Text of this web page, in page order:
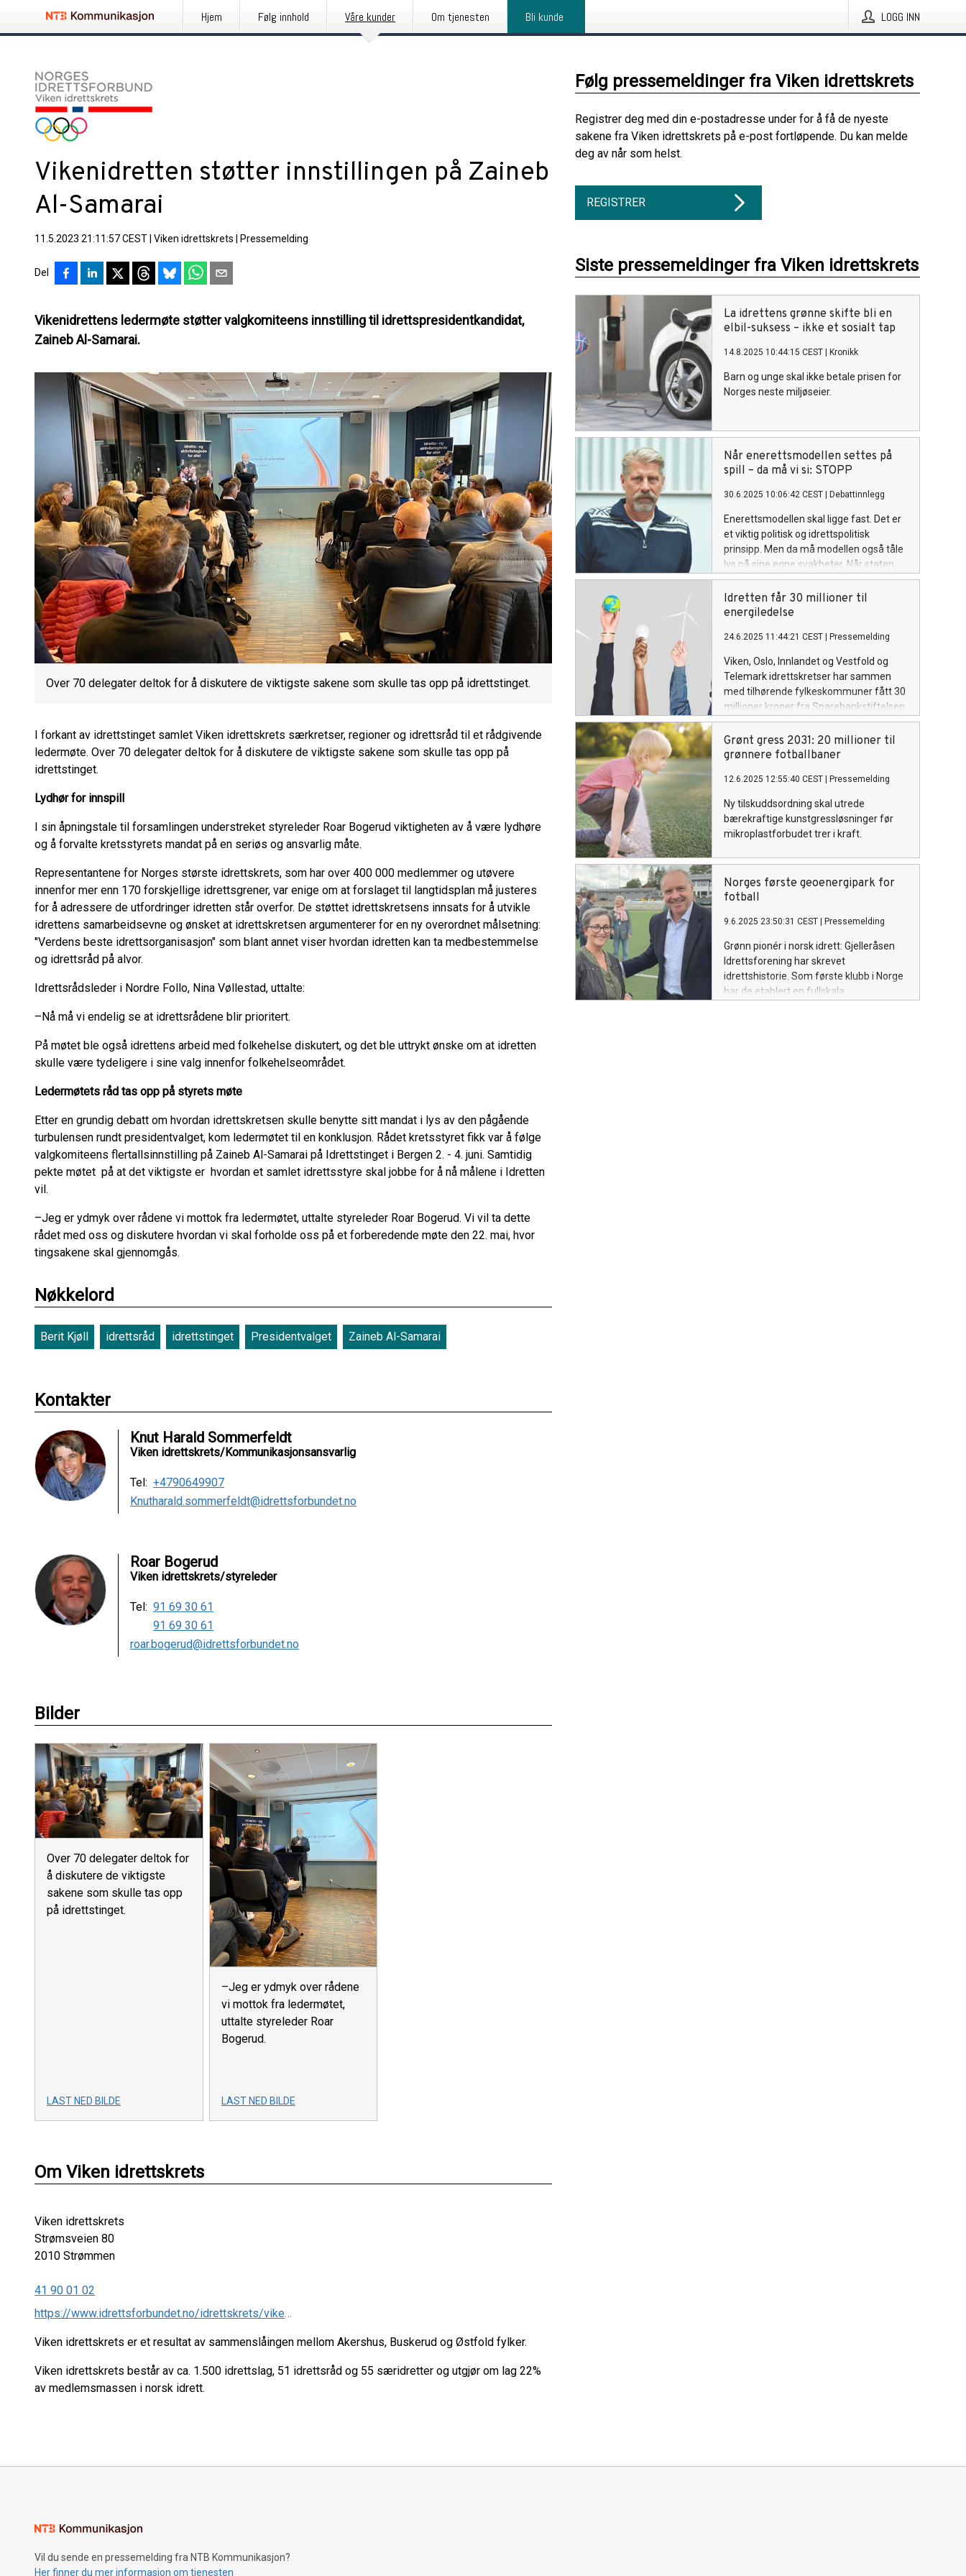
Hjem Følg innhold Våre kunder Om tjenesten Bli kunde LOGG INN
Vikenidretten støtter innstillingen på Zaineb
Al-Samarai
11.5.2023 21:11:57 CEST Viken idrettskrets Pressemelding
Del
Vikenidrettens ledermøte støtter valgkomiteens innstilling til idrettspresidentkandidat,
Zaineb Al-Samarai.
Over 70 delegater deltok for å diskutere de viktigste sakene som skulle tas opp på idrettstinget.
I forkant av idrettstinget samlet Viken idrettskrets særkretser, regioner og idrettsråd til et rådgivende
ledermøte. Over 70 delegater deltok for å diskutere de viktigste sakene som skulle tas opp på
idrettstinget.
Lydhør for innspill
I sin åpningstale til forsamlingen understreket styreleder Roar Bogerud viktigheten av å være lydhøre
og å forvalte kretsstyrets mandat på en seriøs og ansvarlig måte.
Representantene for Norges største idrettskrets, som har over 400 000 medlemmer og utøvere
innenfor mer enn 170 forskjellige idrettsgrener, var enige om at forslaget til langtidsplan må justeres
for å adressere de utfordringer idretten står overfor. De støttet idrettskretsens innsats for å utvikle
idrettens samarbeidsevne og ønsket at idrettskretsen argumenterer for en ny overordnet målsetning:
"Verdens beste idrettsorganisasjon" som blant annet viser hvordan idretten kan ta medbestemmelse
og idrettsråd på alvor.
Idrettsrådsleder i Nordre Follo, Nina Vøllestad, uttalte:
–Nå må vi endelig se at idrettsrådene blir prioritert.
På møtet ble også idrettens arbeid med folkehelse diskutert, og det ble uttrykt ønske om at idretten
skulle være tydeligere i sine valg innenfor folkehelseområdet.
Ledermøtets råd tas opp på styrets møte
Etter en grundig debatt om hvordan idrettskretsen skulle benytte sitt mandat i lys av den pågående
turbulensen rundt presidentvalget, kom ledermøtet til en konklusjon. Rådet kretsstyret fikk var å følge
valgkomiteens flertallsinnstilling på Zaineb Al-Samarai på Idrettstinget i Bergen 2. - 4. juni. Samtidig
pekte møtet på at det viktigste er hvordan et samlet idrettsstyre skal jobbe for å nå målene i Idretten
vil.
–Jeg er ydmyk over rådene vi mottok fra ledermøtet, uttalte styreleder Roar Bogerud. Vi vil ta dette
rådet med oss og diskutere hvordan vi skal forholde oss på et forberedende møte den 22. mai, hvor
tingsakene skal gjennomgås.
Nøkkelord
Berit Kjøll idrettsråd idrettstinget Presidentvalget Zaineb Al-Samarai
Kontakter
Knut Harald Sommerfeldt
Viken idrettskrets/Kommunikasjonsansvarlig
Tel: +4790649907
Knutharald.sommerfeldt@idrettsforbundet.no
Roar Bogerud
Viken idrettskrets/styreleder
Tel: 91 69 30 61
91 69 30 61
roar.bogerud@idrettsforbundet.no
Bilder
Over 70 delegater deltok for
å diskutere de viktigste
sakene som skulle tas opp
på idrettstinget.
LAST NED BILDE
–Jeg er ydmyk over rådene
vi mottok fra ledermøtet,
uttalte styreleder Roar
Bogerud.
LAST NED BILDE
Om Viken idrettskrets
Viken idrettskrets
Strømsveien 80
2010 Strømmen
41 90 01 02
https://www.idrettsforbundet.no/idrettskrets/viken/
Viken idrettskrets er et resultat av sammenslåingen mellom Akershus, Buskerud og Østfold fylker.
Viken idrettskrets består av ca. 1.500 idrettslag, 51 idrettsråd og 55 særidretter og utgjør om lag 22%
av medlemsmassen i norsk idrett.
Følg pressemeldinger fra Viken idrettskrets
Registrer deg med din e-postadresse under for å få de nyeste
sakene fra Viken idrettskrets på e-post fortløpende. Du kan melde
deg av når som helst.
REGISTRER
Siste pressemeldinger fra Viken idrettskrets
La idrettens grønne skifte bli en
elbil-suksess – ikke et sosialt tap
14.8.2025 10:44:15 CEST Kronikk
Barn og unge skal ikke betale prisen for
Norges neste miljøseier.
Når enerettsmodellen settes på
spill – da må vi si: STOPP
30.6.2025 10:06:42 CEST Debattinnlegg
Enerettsmodellen skal ligge fast. Det er
et viktig politisk og idrettspolitisk
prinsipp. Men da må modellen også tåle
lys på sine egne svakheter. Når staten
både eier, styrer og fører tilsyn, uten
klare skiller og ansvarslinjer, da må vi si:
STOPP.
Idretten får 30 millioner til
energiledelse
24.6.2025 11:44:21 CEST Pressemelding
Viken, Oslo, Innlandet og Vestfold og
Telemark idrettskretser har sammen
med tilhørende fylkeskommuner fått 30
millioner kroner fra Sparebankstiftelsen
DNB til prosjektet «Energiledelse i
Idrettslag». Prosjektet skal hjelpe
idrettslag med å kutte energikostnader
anlegg.
Grønt gress 2031: 20 millioner til
grønnere fotballbaner
12.6.2025 12:55:40 CEST Pressemelding
Ny tilskuddsordning skal utrede
bærekraftige kunstgressløsninger før
mikroplastforbudet trer i kraft.
Norges første geoenergipark for
fotball
9.6.2025 23:50:31 CEST Pressemelding
Grønn pionér i norsk idrett: Gjelleråsen
Idrettsforening har skrevet
idrettshistorie. Som første klubb i Norge
har de etablert en fullskala
Vil du sende en pressemelding fra NTB Kommunikasjon?
Her finner du mer informasjon om tjenesten